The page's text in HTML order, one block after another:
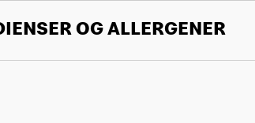
OG ALLERGENER